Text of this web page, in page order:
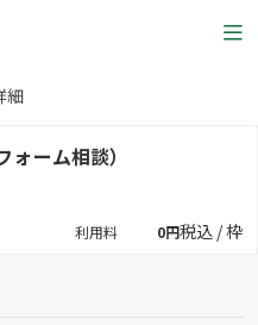
細
ーム相談）
利用料 0円税込 / 枠